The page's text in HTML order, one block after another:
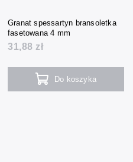
Granat spessartyn bransoletka
fasetowana 4 mm
31,88 zł
Do koszyka